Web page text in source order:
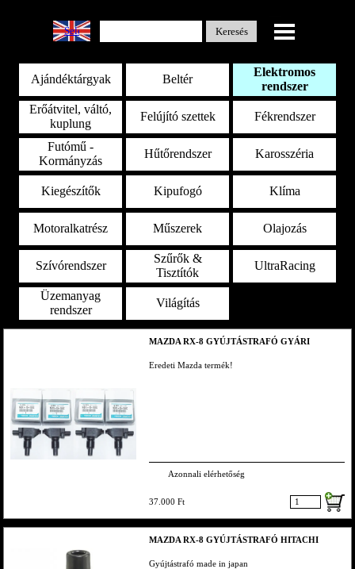
Keresés
Select Language
Ajándéktárgyak Beltér
Elektromos
rendszer
Erőátvitel, váltó,
kuplung
Felújító szettek Fékrendszer
Futómű -
Kormányzás
Hűtőrendszer Karosszéria
Kiegészítők Kipufogó Klíma
Motoralkatrész Műszerek Olajozás
Szívórendszer
Szűrők &
Tisztítók
UltraRacing
Üzemanyag
rendszer
Világítás
MAZDA RX-8 GYÚJTÁSTRAFÓ GYÁRI
Eredeti Mazda termék!
Azonnali elérhetőség
37.000 Ft
MAZDA RX-8 GYÚJTÁSTRAFÓ HITACHI
Gyújtástrafó made in japan